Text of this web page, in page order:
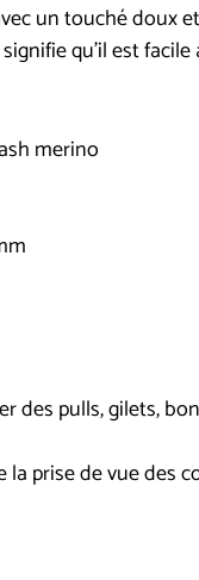
un touché doux
qu'il est
merino
des pulls, gilets,
prise de vue des